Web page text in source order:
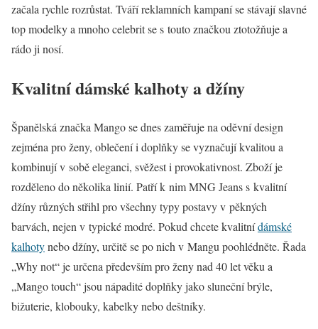
začala rychle rozrůstat. Tváří reklamních kampaní se stávají slavné
top modelky a mnoho celebrit se s touto značkou ztotožňuje a
rádo ji nosí.
Kvalitní dámské kalhoty a džíny
Španělská značka Mango se dnes zaměřuje na oděvní design
zejména pro ženy, oblečení i doplňky se vyznačují kvalitou a
kombinují v sobě eleganci, svěžest i provokativnost. Zboží je
rozděleno do několika linií. Patří k nim MNG Jeans s kvalitní
džíny různých střihl pro všechny typy postavy v pěkných
barvách, nejen v typické modré. Pokud chcete kvalitnídámské
kalhotynebo džíny, určitě se po nich v Mangu poohlédněte. Řada
„Why not“ je určena především pro ženy nad 40 let věku a
„Mango touch“ jsou nápadité doplňky jako sluneční brýle,
bižuterie, klobouky, kabelky nebo deštníky.